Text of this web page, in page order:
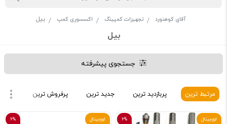
آقای کوهنورد تجهیزات کمپینگ اکسسوری کمپ بیل
بیل
جستجوی پیشرفته
مرتبط ترین پربازدید ترین جدید ترین پرفروش ترین
6% اورجینال 6% اورجینال